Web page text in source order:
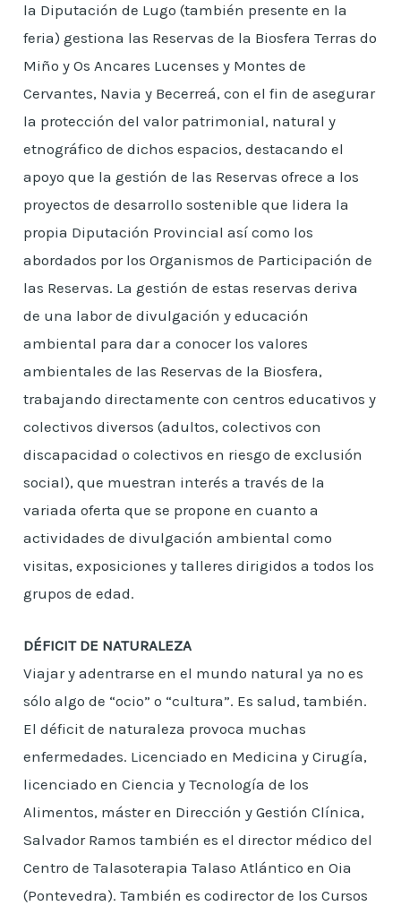
la Diputación de Lugo (también presente en la
feria) gestiona las Reservas de la Biosfera Terras do
Miño y Os Ancares Lucenses y Montes de
Cervantes, Navia y Becerreá, con el fin de asegurar
la protección del valor patrimonial, natural y
etnográfico de dichos espacios, destacando el
apoyo que la gestión de las Reservas ofrece a los
proyectos de desarrollo sostenible que lidera la
propia Diputación Provincial así como los
abordados por los Organismos de Participación de
las Reservas. La gestión de estas reservas deriva
de una labor de divulgación y educación
ambiental para dar a conocer los valores
ambientales de las Reservas de la Biosfera,
trabajando directamente con centros educativos y
colectivos diversos (adultos, colectivos con
discapacidad o colectivos en riesgo de exclusión
social), que muestran interés a través de la
variada oferta que se propone en cuanto a
actividades de divulgación ambiental como
visitas, exposiciones y talleres dirigidos a todos los
grupos de edad.
DÉFICIT DE NATURALEZA
Viajar y adentrarse en el mundo natural ya no es
sólo algo de “ocio” o “cultura”. Es salud, también.
El déficit de naturaleza provoca muchas
enfermedades. Licenciado en Medicina y Cirugía,
licenciado en Ciencia y Tecnología de los
Alimentos, máster en Dirección y Gestión Clínica,
Salvador Ramos también es el director médico del
Centro de Talasoterapia Talaso Atlántico en Oia
(Pontevedra). También es codirector de los Cursos